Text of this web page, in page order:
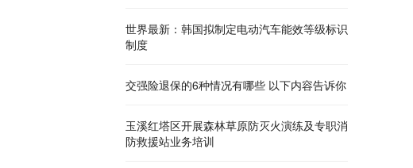
世界最新：韩国拟制定电动汽车能效等级标识
制度
交强险退保的6种情况有哪些 以下内容告诉你
玉溪红塔区开展森林草原防灭火演练及专职消
防救援站业务培训